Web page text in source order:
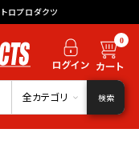
ロプロダクツ
0
全カテゴリ 検索